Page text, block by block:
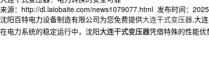
来源：http://dl.laiobaite.com/news1079077.html 发布时间：
沈阳百特电力设备制造有限公司为您免费提供大连干式变压器,大
在电力系统的稳定运行中，沈阳大连干式变压器凭借特殊的性能优